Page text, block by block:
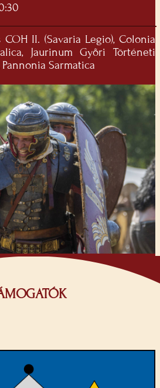
II. (Savaria Legio), Colonia
Jaurinum Győri Történeti
Pannonia Sarmatica